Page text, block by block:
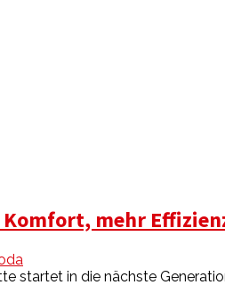
Komfort, mehr
startet in die nächste